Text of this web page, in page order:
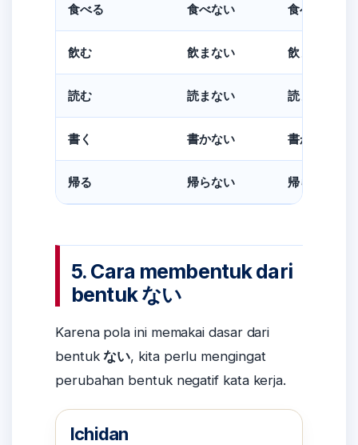
食べる 食べない 食べなけれ
飲む 飲まない 飲まなけれ
読む 読まない 読まなけれ
書く 書かない 書かなけれ
帰る 帰らない 帰らなけれ
5. Cara membentuk dari
bentuk ない
Karena pola ini memakai dasar dari
bentukない, kita perlu mengingat
perubahan bentuk negatif kata kerja.
Ichidan